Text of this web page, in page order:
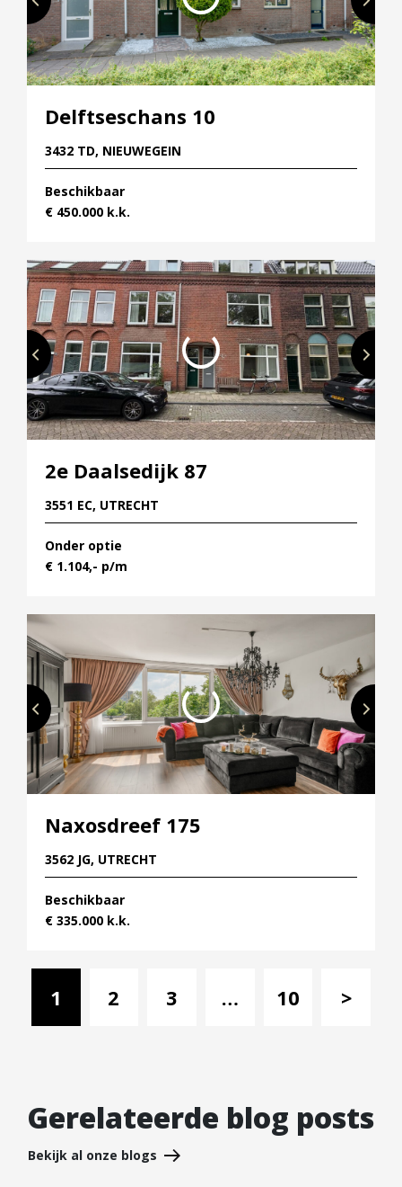
Straatnaam
Aantal kamers
Delftseschans 10
3432 TD, NIEUWEGEIN
Beschikbaar
€ 450.000 k.k.
2e Daalsedijk 87
3551 EC, UTRECHT
Onder optie
€ 1.104,- p/m
Naxosdreef 175
3562 JG, UTRECHT
Beschikbaar
€ 335.000 k.k.
1 2 3 … 10 >
Gerelateerde blog posts
Bekijk al onze blogs